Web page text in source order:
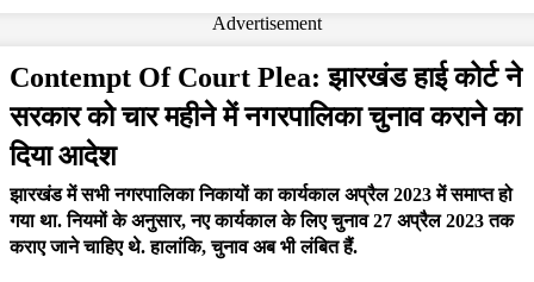
Advertisement
Contempt Of Court Plea: झारखंड हाई कोर्ट ने
सरकार को चार महीने में नगरपालिका चुनाव कराने का
दिया आदेश
झारखंड में सभी नगरपालिका निकायों का कार्यकाल अप्रैल 2023 में समाप्त हो
गया था. नियमों के अनुसार, नए कार्यकाल के लिए चुनाव 27 अप्रैल 2023 तक
कराए जाने चाहिए थे. हालांकि, चुनाव अब भी लंबित हैं.